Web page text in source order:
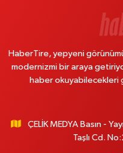
HaberTire, yepyeni
modernizmi bir araya
haber okuyabilecekleri
ÇELİK MEDYA Basın -
Taşlı Cd.